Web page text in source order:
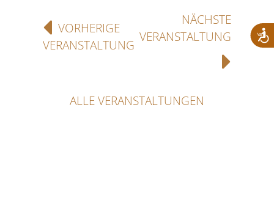
VORHERIGE
VERANSTALTUNG
NÄCHSTE
VERANSTALTUNG
ALLE VERANSTALTUNGEN